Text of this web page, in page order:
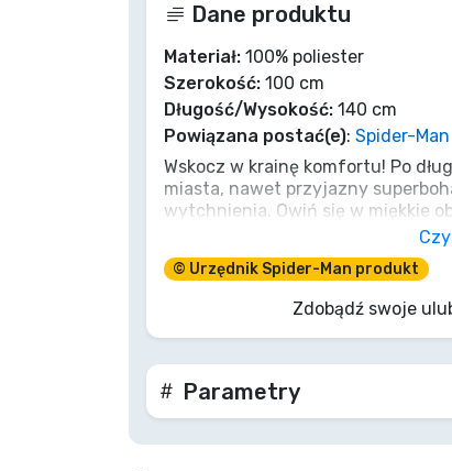
Dane produktu
Materiał: 100% poliester
Szerokość: 100 cm
Długość/Wysokość: 140 cm
Powiązana postać(e): Spider-Man
Wskocz w krainę komfortu! Po
miasta, nawet przyjazny
wytchnienia. Owiń się w miękkie
To więcej niż zwykłe okrycie; to
oglądania ulubionych przygód
superbohater na urlopie. Zdobądź
© Urzędnik Spider-Man produkt
Zdobądź swoje
Parametry
Typy produktów